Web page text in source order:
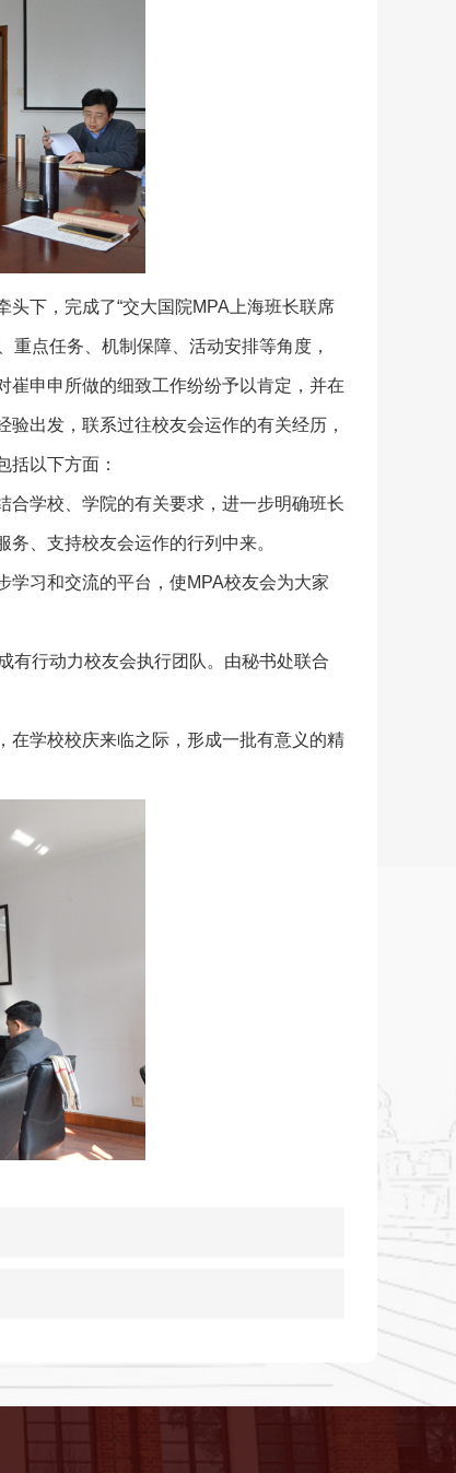
下，完成了“交大国院MPA上海班长联席
点任务、机制保障、活动安排等角度，
崔申申所做的细致工作纷纷予以肯定，并在
出发，联系过往校友会运作的有关经历，
括以下方面：
合学校、学院的有关要求，进一步明确班长
、支持校友会运作的行列中来。
学习和交流的平台，使MPA校友会为大家
有行动力校友会执行团队。由秘书处联合
在学校校庆来临之际，形成一批有意义的精